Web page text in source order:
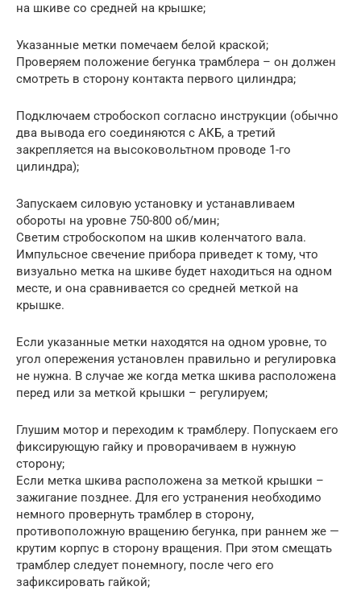
на шкиве со средней на крышке;
Указанные метки помечаем белой краской;
Проверяем положение бегунка трамблера – он должен
смотреть в сторону контакта первого цилиндра;
Подключаем стробоскоп согласно инструкции (обычно
два вывода его соединяются с АКБ, а третий
закрепляется на высоковольтном проводе 1-го
цилиндра);
Запускаем силовую установку и устанавливаем
обороты на уровне 750-800 об/мин;
Светим стробоскопом на шкив коленчатого вала.
Импульсное свечение прибора приведет к тому, что
визуально метка на шкиве будет находиться на одном
месте, и она сравнивается со средней меткой на
крышке.
Если указанные метки находятся на одном уровне, то
угол опережения установлен правильно и регулировка
не нужна. В случае же когда метка шкива расположена
перед или за меткой крышки – регулируем;
Глушим мотор и переходим к трамблеру. Попускаем его
фиксирующую гайку и проворачиваем в нужную
сторону;
Если метка шкива расположена за меткой крышки –
зажигание позднее. Для его устранения необходимо
немного провернуть трамблер в сторону,
противоположную вращению бегунка, при раннем же —
крутим корпус в сторону вращения. При этом смещать
трамблер следует понемногу, после чего его
зафиксировать гайкой;